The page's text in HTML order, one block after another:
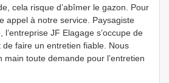
cela risque d’abîmer le gazon. Pour
appel à notre service. Paysagiste
l’entreprise JF Elagage s’occupe de
faire un entretien fiable. Nous
main toute demande pour l’entretien